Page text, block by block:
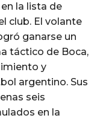
la lista de
club. El volante
ganarse un
táctico de Boca,
y
argentino. Sus
seis
en la